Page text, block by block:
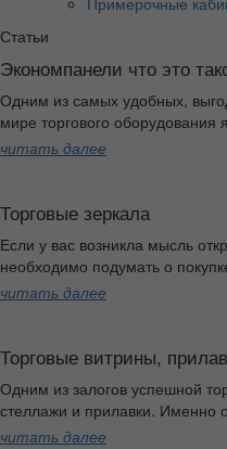
Статьи
Экономпанели что это
Одним из самых удобных,
мире торгового оборудования
читать далее
Торговые зеркала
Если у вас возникла мысль
необходимо подумать о
читать далее
Торговые витрины,
Одним из залогов успешной
стеллажи и прилавки. Именно
читать далее